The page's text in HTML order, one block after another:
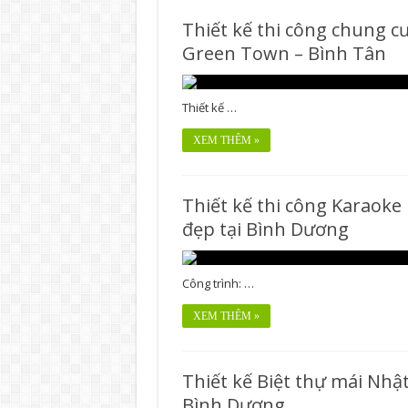
Thiết kế thi công chung
Green Town – Bình Tân
Thiết kế …
XEM THÊM »
Thiết kế thi công Karaoke
đẹp tại Bình Dương
Công trình: …
XEM THÊM »
Thiết kế Biệt thự mái